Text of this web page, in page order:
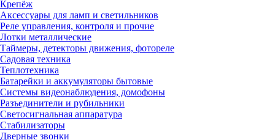
Крепёж
Аксессуары для ламп и светильников
Реле управления, контроля и прочие
Лотки металлические
Таймеры, детекторы движения, фотореле
Садовая техника
Теплотехника
Батарейки и аккумуляторы бытовые
Системы видеонаблюдения, домофоны
Разъединители и рубильники
Светосигнальная аппаратура
Стабилизаторы
Дверные звонки